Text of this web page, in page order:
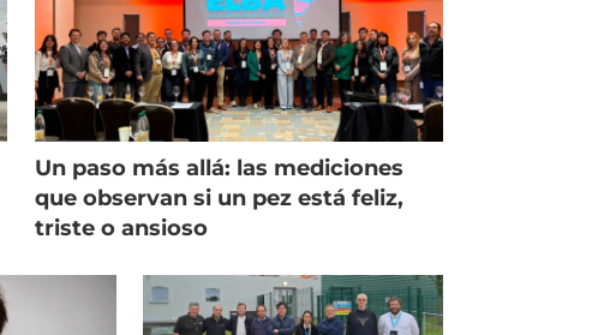
Un paso más allá: las mediciones
que observan si un pez está feliz,
triste o ansioso